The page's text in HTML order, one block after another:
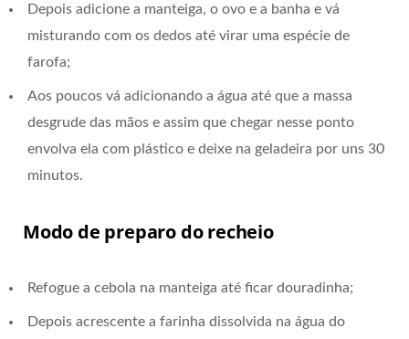
Depois adicione a manteiga, o ovo e a banha e vá
misturando com os dedos até virar uma espécie de
farofa;
Aos poucos vá adicionando a água até que a massa
desgrude das mãos e assim que chegar nesse ponto
envolva ela com plástico e deixe na geladeira por uns 30
minutos.
Modo de preparo do recheio
Refogue a cebola na manteiga até ficar douradinha;
Depois acrescente a farinha dissolvida na água do